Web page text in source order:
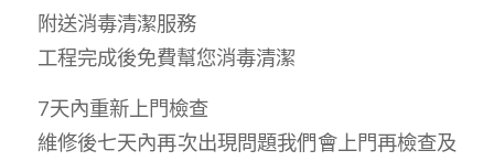
附送消毒清潔服務
工程完成後免費幫您消毒清潔
7天內重新上門檢查
維修後七天內再次出現問題我們會上門再檢查及